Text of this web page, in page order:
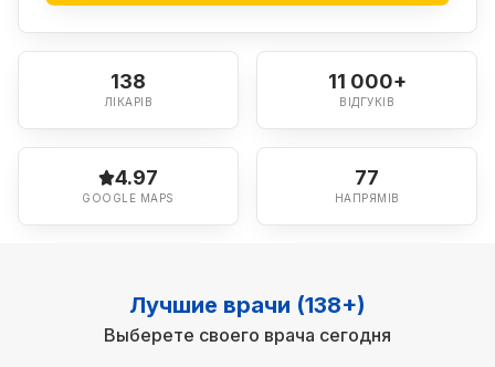
138
ЛІКАРІВ
11 000+
ВІДГУКІВ
4.97
GOOGLE MAPS
77
НАПРЯМІВ
Лучшие врачи (138+)
Выберете своего врача сегодня